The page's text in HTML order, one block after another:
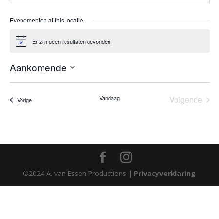
Evenementen at this locatie
Bericht Er zijn geen resultaten gevonden.
Aankomende
datum.
VorigeEvenementen Vandaag
Volgende
©2024 A. van Essen Productions | Privacyverklaring